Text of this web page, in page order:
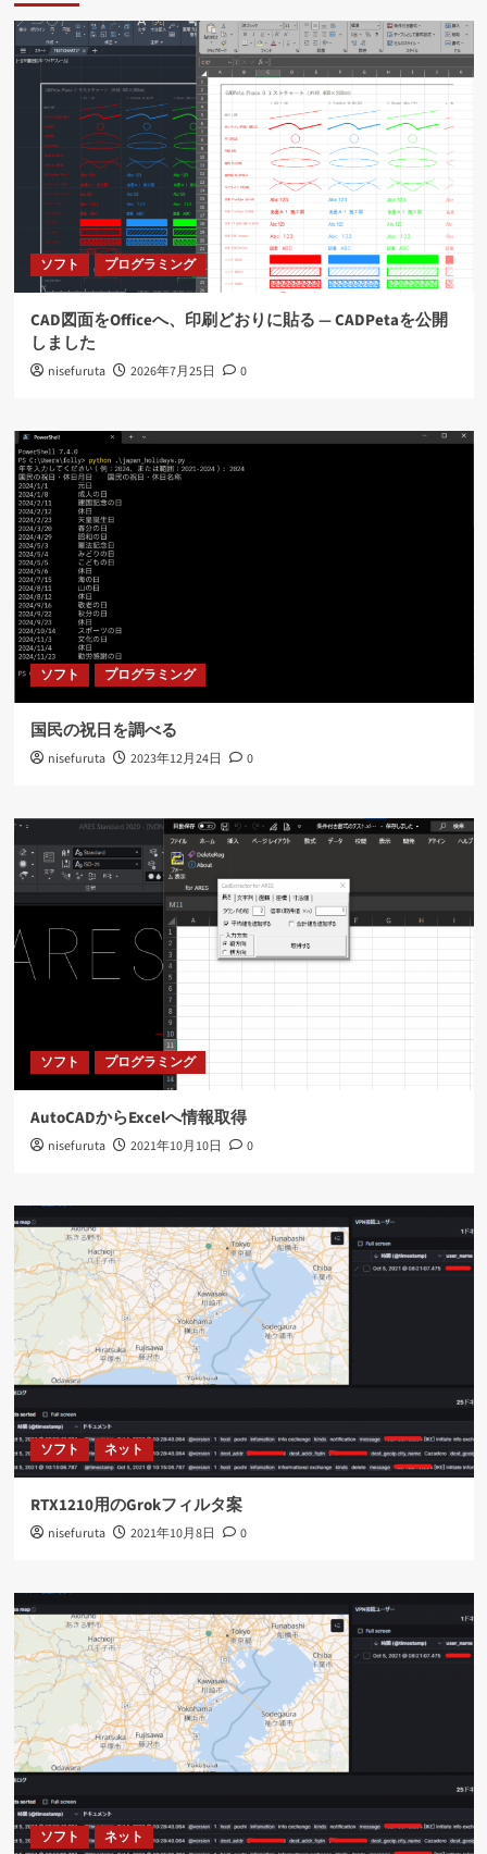
ソフト プログラミング
CAD図面をOfficeへ、印刷どおりに貼る ― CADPetaを公開
しました
nisefuruta 2026年7月25日 0
ソフト プログラミング
国民の祝日を調べる
nisefuruta 2023年12月24日 0
ソフト プログラミング
AutoCADからExcelへ情報取得
nisefuruta 2021年10月10日 0
ソフト ネット
RTX1210用のGrokフィルタ案
nisefuruta 2021年10月8日 0
ソフト ネット